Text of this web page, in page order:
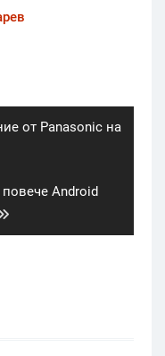
от Panasonic на
Android